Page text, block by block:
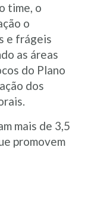
time, o
o
e frágeis
as áreas
do Plano
dos
mais de 3,5
promovem